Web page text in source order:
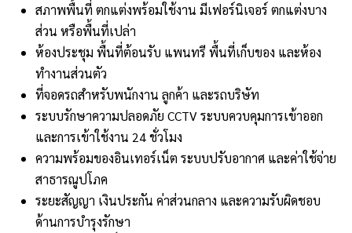
สภาพพื้นที่ ตกแต่งพร้อมใช้งาน มีเฟอร์นิเจอร์ ตกแต่งบาง
ส่วน หรือพื้นที่เปล่า
ห้องประชุม พื้นที่ต้อนรับ แพนทรี พื้นที่เก็บของ และห้อง
ทำงานส่วนตัว
ที่จอดรถสำหรับพนักงาน ลูกค้า และรถบริษัท
ระบบรักษาความปลอดภัย CCTV ระบบควบคุมการเข้าออก
และการเข้าใช้งาน 24 ชั่วโมง
ความพร้อมของอินเทอร์เน็ต ระบบปรับอากาศ และค่าใช้จ่าย
สาธารณูปโภค
ระยะสัญญา เงินประกัน ค่าส่วนกลาง และความรับผิดชอบ
ด้านการบำรุงรักษา